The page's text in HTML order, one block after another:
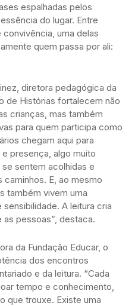
espalhadas pelos
do lugar. Entre
uma delas
quem passa por ali:
diretora pedagógica da
de Histórias fortalecem não
crianças, mas também
para quem participa como
chegam aqui para
presença, algo muito
sentem acolhidas e
caminhos. E, ao mesmo
também vivem uma
A leitura cria
pessoas”, destaca.
da Fundação Educar, o
dos encontros
e da leitura. “Cada
tempo e conhecimento,
que trouxe. Existe uma